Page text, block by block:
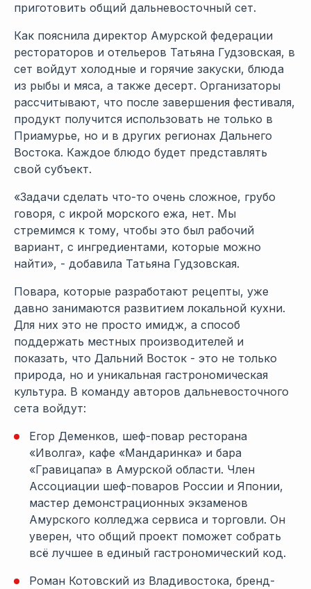
приготовить общий дальневосточный сет.
Как пояснила директор Амурской федерации
рестораторов и отельеров Татьяна Гудзовская, в
сет войдут холодные и горячие закуски, блюда
из рыбы и мяса, а также десерт. Организаторы
рассчитывают, что после завершения фестиваля,
продукт получится использовать не только в
Приамурье, но и в других регионах Дальнего
Востока. Каждое блюдо будет представлять
свой субъект.
«Задачи сделать что-то очень сложное, грубо
говоря, с икрой морского ежа, нет. Мы
стремимся к тому, чтобы это был рабочий
вариант, с ингредиентами, которые можно
найти», - добавила Татьяна Гудзовская.
Повара, которые разработают рецепты, уже
давно занимаются развитием локальной кухни.
Для них это не просто имидж, а способ
поддержать местных производителей и
показать, что Дальний Восток - это не только
природа, но и уникальная гастрономическая
культура. В команду авторов дальневосточного
сета войдут:
Егор Деменков, шеф-повар ресторана
«Иволга», кафе «Мандаринка» и бара
«Гравицапа» в Амурской области. Член
Ассоциации шеф-поваров России и Японии,
мастер демонстрационных экзаменов
Амурского колледжа сервиса и торговли. Он
уверен, что общий проект поможет собрать
всё лучшее в единый гастрономический код.
Роман Котовский из Владивостока, бренд-